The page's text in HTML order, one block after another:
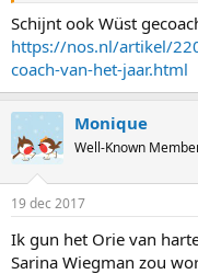
Schijnt ook Wüst
https://nos.nl/artikel/
coach-van-het-jaar.html
Monique
Well-Known
19 dec 2017
Ik gun het Orie van
Sarina Wiegman zou